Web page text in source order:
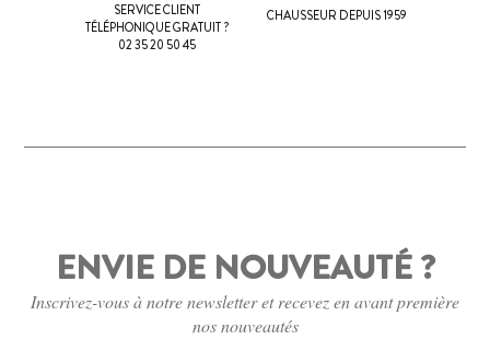
SERVICE CLIENT
TÉLÉPHONIQUE GRATUIT ?
02 35 20 50 45
CHAUSSEUR DEPUIS 1959
ENVIE DE NOUVEAUTÉ ?
Inscrivez-vous à notre newsletter et recevez en avant première
nos nouveautés